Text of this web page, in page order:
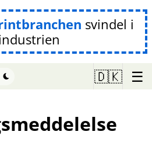
svindel i
🇩🇰 ☰